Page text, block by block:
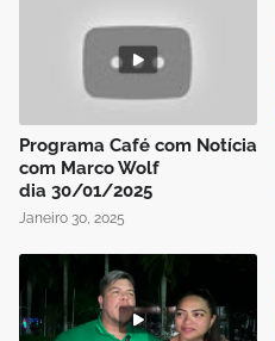
Programa Café com Notícia
com Marco Wolf
dia 30/01/2025
Janeiro 30, 2025